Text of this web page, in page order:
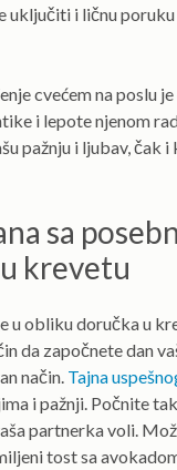
uključiti i ličnu
cvećem na poslu
i lepote njenom
pažnju i ljubav, čak
sa
krevetu
u obliku doručka u
da započnete dan
način. Tajna
i pažnji. Počnite
partnerka voli.
tost sa